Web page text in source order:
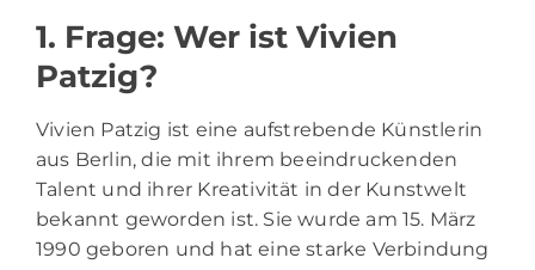
1. Frage: Wer ist Vivien
Patzig?
Vivien Patzig ist eine aufstrebende Künstlerin
aus Berlin, die mit ihrem beeindruckenden
Talent und ihrer Kreativität in der Kunstwelt
bekannt geworden ist. Sie wurde am 15. März
1990 geboren und hat eine starke Verbindung